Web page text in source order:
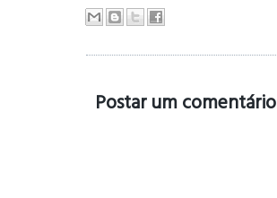
Postar um comentário